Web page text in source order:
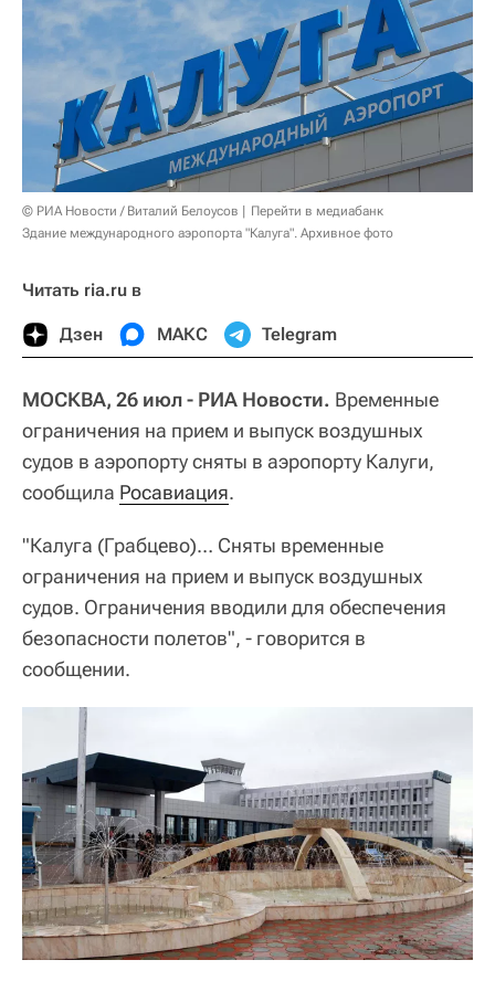
© РИА Новости / Виталий Белоусов
Перейти в медиабанк
Здание международного аэропорта "Калуга". Архивное фото
Читать ria.ru в
Дзен МАКС Telegram
МОСКВА, 26 июл - РИА Новости. Временные
ограничения на прием и выпуск воздушных
судов в аэропорту сняты в аэропорту Калуги,
сообщила Росавиация.
"Калуга (Грабцево)… Сняты временные
ограничения на прием и выпуск воздушных
судов. Ограничения вводили для обеспечения
безопасности полетов", - говорится в
сообщении.